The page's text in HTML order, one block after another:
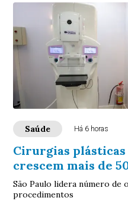
Saúde Há 6 horas
Cirurgias plásticas
crescem mais de
São Paulo lidera número de
procedimentos